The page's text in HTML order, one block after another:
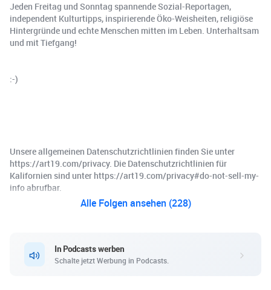
Jeden Freitag und Sonntag spannende Sozial-Reportagen,
independent Kulturtipps, inspirierende Öko-Weisheiten, religiöse
Hintergründe und echte Menschen mitten im Leben. Unterhaltsam
und mit Tiefgang!
:-)
Unsere allgemeinen Datenschutzrichtlinien finden Sie unter
https://art19.com/privacy. Die Datenschutzrichtlinien für
Kalifornien sind unter https://art19.com/privacy#do-not-sell-my-
info abrufbar.
Alle Folgen ansehen (228)
In Podcasts werben
Schalte jetzt Werbung in Podcasts.